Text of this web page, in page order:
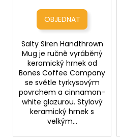
Salty Siren Handthrown
Mug je ručně vyráběný
keramický hrnek od
Bones Coffee Company
se světle tyrkysovým
povrchem a cinnamon-
white glazurou. Stylový
keramický hrnek s
velkým...